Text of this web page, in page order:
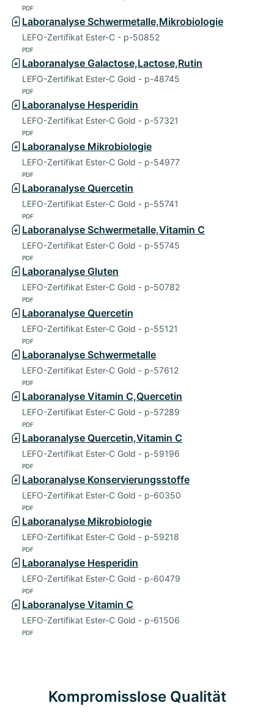
PDF
Laboranalyse Schwermetalle,Mikrobiologie
LEFO-Zertifikat Ester-C - p-50852
PDF
Laboranalyse Galactose,Lactose,Rutin
LEFO-Zertifikat Ester-C Gold - p-48745
PDF
Laboranalyse Hesperidin
LEFO-Zertifikat Ester-C Gold - p-57321
PDF
Laboranalyse Mikrobiologie
LEFO-Zertifikat Ester-C Gold - p-54977
PDF
Laboranalyse Quercetin
LEFO-Zertifikat Ester-C Gold - p-55741
PDF
Laboranalyse Schwermetalle,Vitamin C
LEFO-Zertifikat Ester-C Gold - p-55745
PDF
Laboranalyse Gluten
LEFO-Zertifikat Ester-C Gold - p-50782
PDF
Laboranalyse Quercetin
LEFO-Zertifikat Ester-C Gold - p-55121
PDF
Laboranalyse Schwermetalle
LEFO-Zertifikat Ester-C Gold - p-57612
PDF
Laboranalyse Vitamin C,Quercetin
LEFO-Zertifikat Ester-C Gold - p-57289
PDF
Laboranalyse Quercetin,Vitamin C
LEFO-Zertifikat Ester-C Gold - p-59196
PDF
Laboranalyse Konservierungsstoffe
LEFO-Zertifikat Ester-C Gold - p-60350
PDF
Laboranalyse Mikrobiologie
LEFO-Zertifikat Ester-C Gold - p-59218
PDF
Laboranalyse Hesperidin
LEFO-Zertifikat Ester-C Gold - p-60479
PDF
Laboranalyse Vitamin C
LEFO-Zertifikat Ester-C Gold - p-61506
PDF
Kompromisslose Qualität